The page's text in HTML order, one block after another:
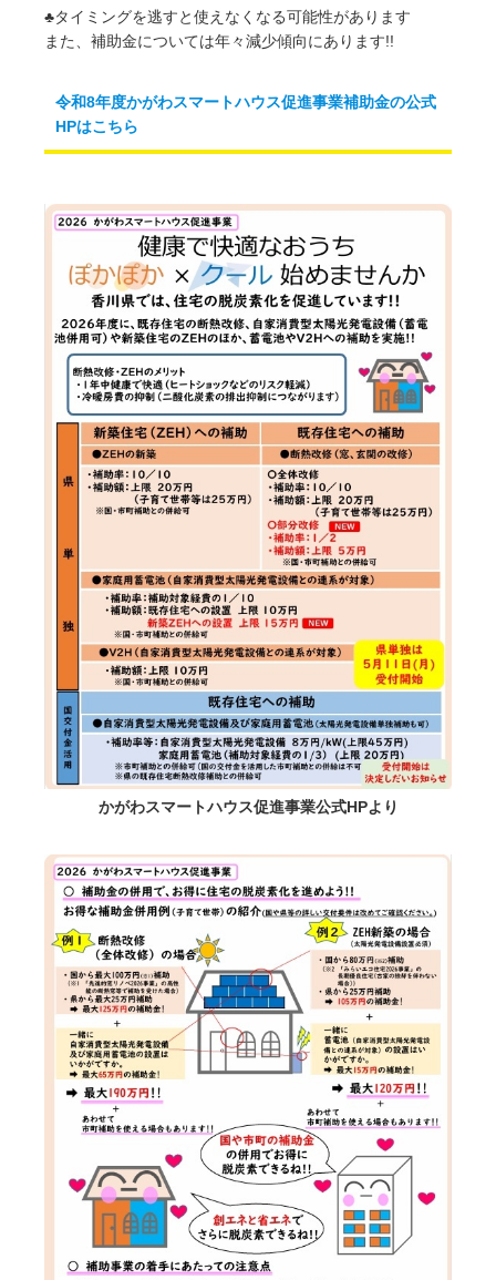
♣️タイミングを逃すと使えなくなる可能性があります
また、補助金については年々減少傾向にあります!!
令和8年度かがわスマートハウス促進事業補助金の公式
HPはこちら
かがわスマートハウス促進事業公式HPより